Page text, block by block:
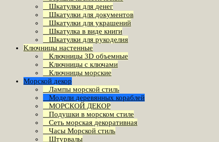
Шкатулки для денег
Шкатулки для документов
Шкатулки для украшений
Шкатулка в виде книги
Шкатулки для рукоделия
Ключницы настенные
Ключницы 3D объемные
Ключницы с ключами
Ключницы морские
Морской декор
Лампы морской стиль
Модели деревянных кораблей
МОРСКОЙ ДЕКОР
Подушки в морском стиле
Сеть морская декоративная
Часы Морской стиль
Штурвалы